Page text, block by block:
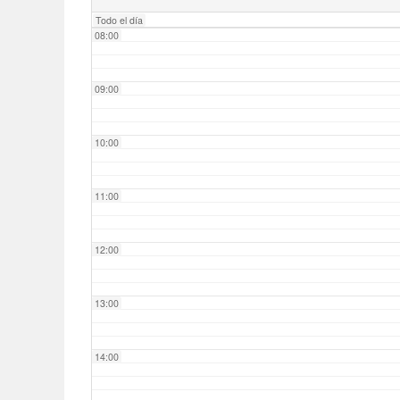
Todo el día
08:00
09:00
10:00
11:00
12:00
13:00
14:00